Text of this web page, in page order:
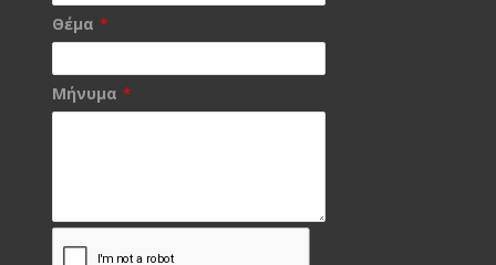
Θέμα *
Μήνυμα *